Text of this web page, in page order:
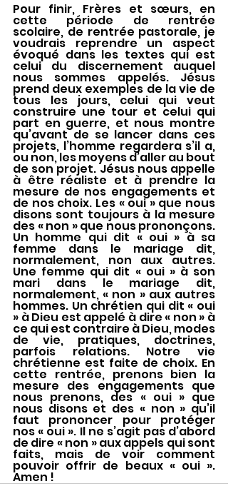
Pour finir, Frères et sœurs, en
cette période de rentrée
scolaire, de rentrée pastorale, je
voudrais reprendre un aspect
évoqué dans les textes qui est
celui du discernement auquel
nous sommes appelés. Jésus
prend deux exemples de la vie de
tous les jours, celui qui veut
construire une tour et celui qui
part en guerre, et nous montre
qu’avant de se lancer dans ces
projets, l’homme regardera s’il a,
ou non, les moyens d’aller au bout
de son projet. Jésus nous appelle
à être réaliste et à prendre la
mesure de nos engagements et
de nos choix. Les « oui » que nous
disons sont toujours à la mesure
des « non » que nous prononçons.
Un homme qui dit « oui » à sa
femme dans le mariage dit,
normalement, non aux autres.
Une femme qui dit « oui » à son
mari dans le mariage dit,
normalement, « non » aux autres
hommes. Un chrétien qui dit « oui
» à Dieu est appelé à dire « non » à
ce qui est contraire à Dieu, modes
de vie, pratiques, doctrines,
parfois relations. Notre vie
chrétienne est faite de choix. En
cette rentrée, prenons bien la
mesure des engagements que
nous prenons, des « oui » que
nous disons et des « non » qu’il
faut prononcer pour protéger
nos « oui ». Il ne s’agit pas d’abord
de dire « non » aux appels qui sont
faits, mais de voir comment
pouvoir offrir de beaux « oui ».
Amen !